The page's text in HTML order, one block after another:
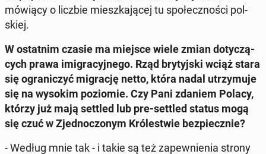
mówiący o liczbie miesz­ka­ją­cej tu spo­łecz­no­ści pol­
skiej.
W ostat­nim czasie ma miejsce wiele zmian do­ty­czą­
cych prawa imi­gra­cyj­ne­go. Rząd bry­tyj­ski wciąż stara
się ogra­ni­czyć mi­gra­cję netto, która nadal utrzy­mu­je
się na wysokim po­zio­mie. Czy Pani zdaniem Polacy,
którzy już mają settled lub pre-settled status mogą
się czuć w Zjed­no­czo­nym Kró­le­stwie bez­piecz­nie?
- Według mnie tak - i takie są też za­pew­nie­nia strony